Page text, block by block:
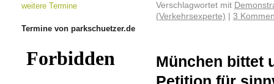
Verschlagwortet mit
(Verkehrsexperte)
3
München bittet
weitere Termine
Termine von parkschuetzer.de